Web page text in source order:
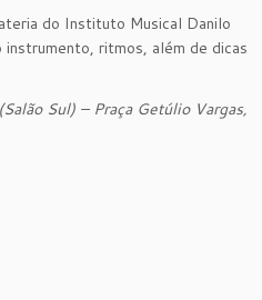
do Instituto Musical Danilo
ritmos, além de dicas
Sul) – Praça Getúlio Vargas,